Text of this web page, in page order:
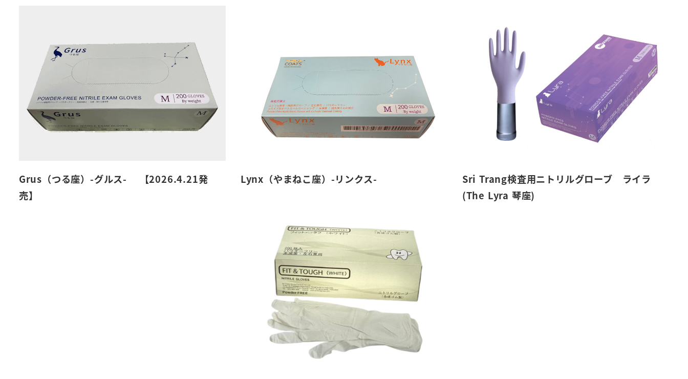
Grus（つる座）-グルス- 【2026.4.21発
売】
Lynx（やまねこ座）-リンクス-
Sri Trang検査用ニトリルグローブ ライラ
(The Lyra 琴座)